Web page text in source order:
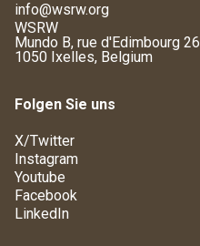
info@wsrw.org
WSRW
Mundo B, rue d'Edimbourg 26
1050 Ixelles, Belgium
Folgen Sie uns
X/Twitter
Instagram
Youtube
Facebook
LinkedIn